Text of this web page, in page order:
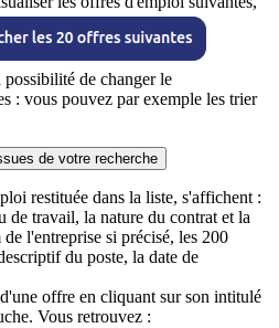
de changer le
: vous pouvez par exemple les trier
de votre recherche
restituée dans la liste, s'affichent :
de travail, la nature du contrat et la
l'entreprise si précisé, les 200
du poste, la date de
offre en cliquant sur son intitulé
Vous retrouvez :